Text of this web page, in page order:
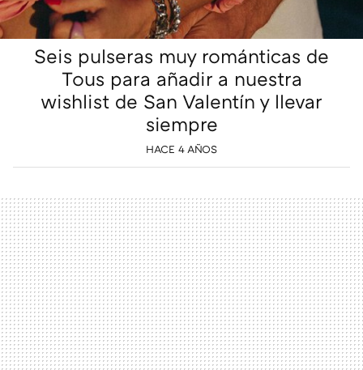
Seis pulseras muy románticas de
Tous para añadir a nuestra
wishlist de San Valentín y llevar
siempre
HACE 4 AÑOS